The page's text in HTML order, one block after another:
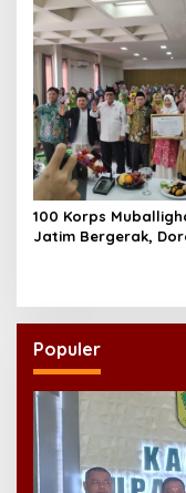
100 Korps
Jatim Bergerak,
Populer